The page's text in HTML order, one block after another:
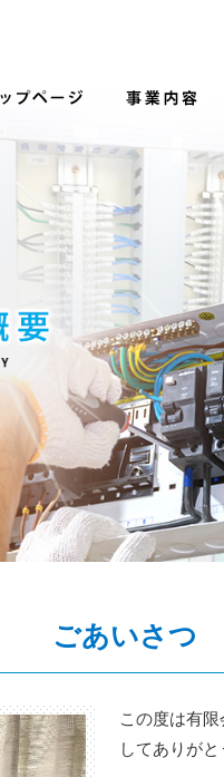
ごあいさつ
この度は有
してありが